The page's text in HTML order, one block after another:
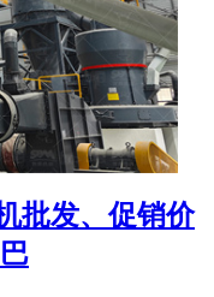
批发、促销价